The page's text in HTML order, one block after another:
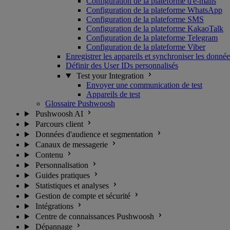
Configuration de la plateforme WhatsApp
Configuration de la plateforme SMS
Configuration de la plateforme KakaoTalk
Configuration de la plateforme Telegram
Configuration de la plateforme Viber
Enregistrer les appareils et synchroniser les
Définir des User IDs personnalisés
Test your Integration
Envoyer une communication de test
Appareils de test
Glossaire Pushwoosh
Pushwoosh AI
Parcours client
Données d'audience et segmentation
Canaux de messagerie
Contenu
Personnalisation
Guides pratiques
Statistiques et analyses
Gestion de compte et sécurité
Intégrations
Centre de connaissances Pushwoosh
Dépannage